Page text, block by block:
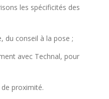
les spécificités des
du conseil à la pose ;
avec Technal, pour
proximité.